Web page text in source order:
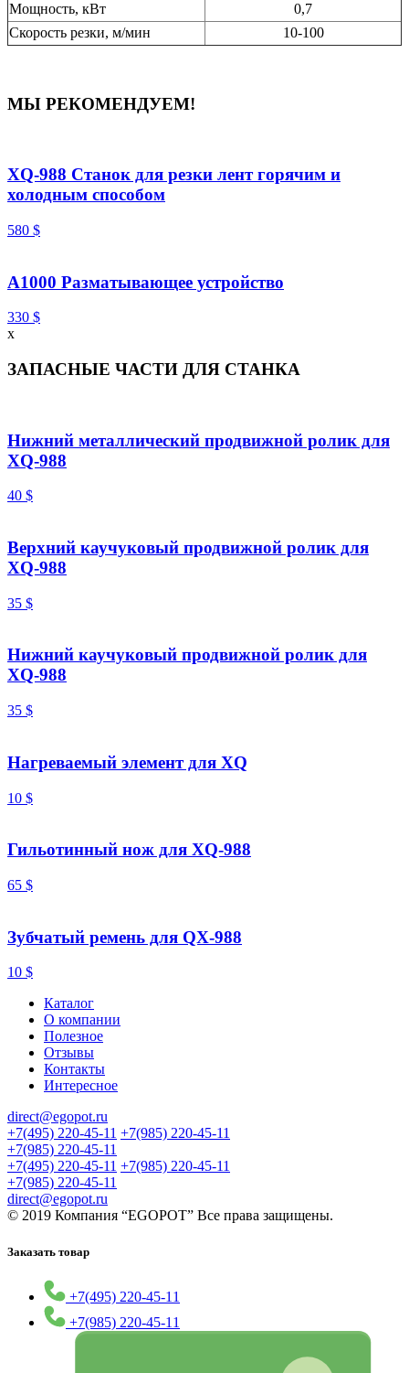
Мощность, кВт
0,7
Скорость резки, м/мин
10-100
МЫ РЕКОМЕНДУЕМ!
XQ-988 Станок для резки лент горячим и
холодным способом
580 $
A1000 Разматывающее устройство
330 $
x
ЗАПАСНЫЕ ЧАСТИ ДЛЯ СТАНКА
Нижний металлический продвижной ролик для
XQ-988
40 $
Верхний каучуковый продвижной ролик для
XQ-988
35 $
Нижний каучуковый продвижной ролик для
XQ-988
35 $
Нагреваемый элемент для XQ
10 $
Гильотинный нож для XQ-988
65 $
Зубчатый ремень для QX-988
10 $
Каталог
О компании
Полезное
Отзывы
Контакты
Интересное
direct@egopot.ru
+7(495) 220-45-11 +7(985) 220-45-11
+7(985) 220-45-11
+7(495) 220-45-11 +7(985) 220-45-11
+7(985) 220-45-11
direct@egopot.ru
© 2019 Компания “EGOPOT” Все права защищены.
Заказать товар
+7(495) 220-45-11
+7(985) 220-45-11